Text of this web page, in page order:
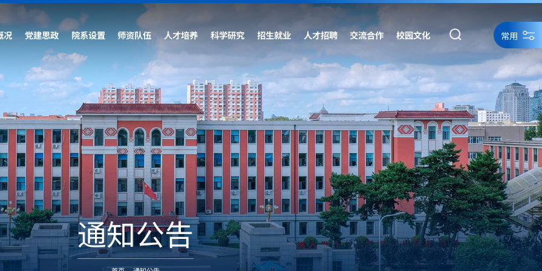
况 党建思政 院系设置 师资队伍 人才培养 科学研究 招生就业 人才招聘 交流合作 校园文化 常用
通知公告